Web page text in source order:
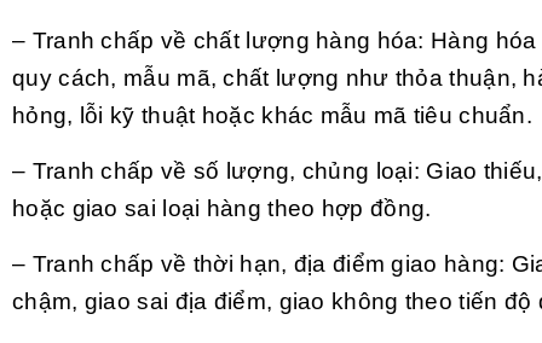
– Tranh chấp về chất lượng hàng hóa: Hàng
quy cách, mẫu mã, chất lượng như thỏa thuận,
hỏng, lỗi kỹ thuật hoặc khác mẫu mã tiêu chuẩn.
– Tranh chấp về số lượng, chủng loại: Giao
hoặc giao sai loại hàng theo hợp đồng.
– Tranh chấp về thời hạn, địa điểm giao hàng:
chậm, giao sai địa điểm, giao không theo tiến độ